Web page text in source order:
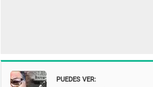
PUEDES VER: